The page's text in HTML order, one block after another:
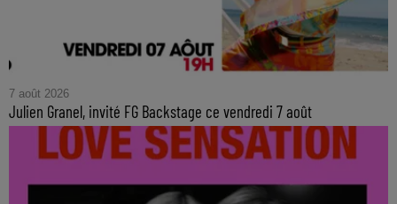
7 août 2026
Julien Granel, invité FG Backstage ce vendredi 7 août